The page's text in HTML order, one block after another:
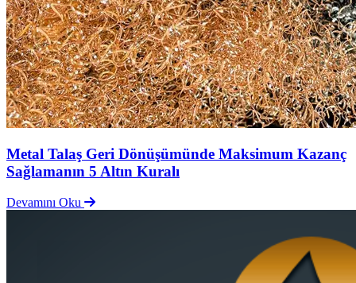
Metal Talaş Geri Dönüşümünde Maksimum Kazanç
Sağlamanın 5 Altın Kuralı
Devamını Oku